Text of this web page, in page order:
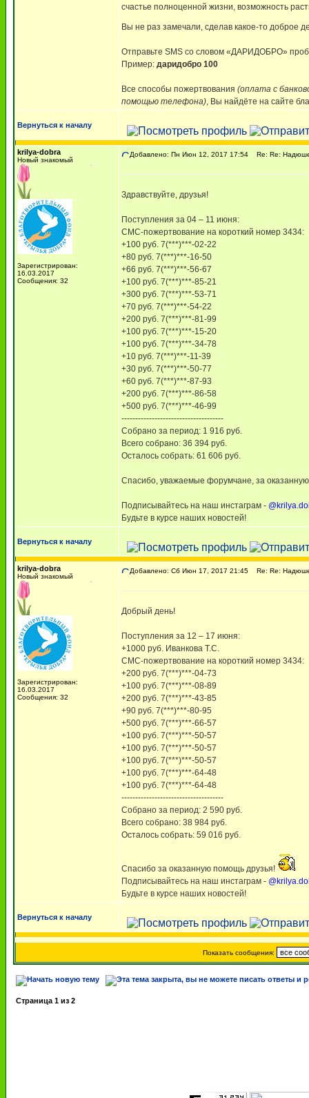
счастье полноценной жизни, возможность
Вы не раз замечали, сделав какое-то доброе
Отправьте SMS со словом «ДАРИДОБРО»
Пример: даридобро 100
Все способы пожертвования (оплата с
помощью телефона), Вы найдёте на сайте
Вернуться к началу
krilya-dobra
Новый знакомый
Зарегистрирован:
16.03.2017
Сообщения: 32
Добавлено: Пн Июн 12, 2017 17:54 Re: Re:
Здравствуйте, друзья!
Поступления за 04 – 11 июня:
СМС-пожертвование на короткий номер 3434:
+100 руб. 7(***)***-02-22
+80 руб. 7(***)***-16-50
+66 руб. 7(***)***-56-67
+100 руб. 7(***)***-85-21
+300 руб. 7(***)***-53-71
+70 руб. 7(***)***-54-22
+200 руб. 7(***)***-81-99
+100 руб. 7(***)***-15-20
+100 руб. 7(***)***-34-78
+10 руб. 7(***)***-11-39
+30 руб. 7(***)***-50-77
+60 руб. 7(***)***-87-93
+200 руб. 7(***)***-86-58
+500 руб. 7(***)***-46-99
-------------------------------------
Собрано за период: 1 916 руб.
Всего собрано: 36 394 руб.
Осталось собрать: 61 606 руб.
Спасибо, уважаемые форумчане, за
Подписывайтесь на наш инстаграм -
Будьте в курсе наших новостей!
Вернуться к началу
krilya-dobra
Новый знакомый
Зарегистрирован:
16.03.2017
Сообщения: 32
Добавлено: Сб Июн 17, 2017 21:45 Re: Re:
Добрый день!
Поступления за 12 – 17 июня:
+1000 руб. Иванкова Т.С.
СМС-пожертвование на короткий номер 3434:
+200 руб. 7(***)***-04-73
+100 руб. 7(***)***-08-89
+200 руб. 7(***)***-43-85
+90 руб. 7(***)***-80-95
+500 руб. 7(***)***-66-57
+100 руб. 7(***)***-50-57
+100 руб. 7(***)***-50-57
+100 руб. 7(***)***-50-57
+100 руб. 7(***)***-64-48
+100 руб. 7(***)***-64-48
-------------------------------------
Собрано за период: 2 590 руб.
Всего собрано: 38 984 руб.
Осталось собрать: 59 016 руб.
Спасибо за оказанную помощь друзья!
Подписывайтесь на наш инстаграм -
Будьте в курсе наших новостей!
Вернуться к началу
Показать сообщения:
Страница 1 из 2